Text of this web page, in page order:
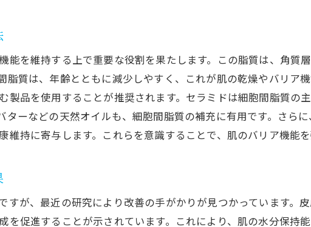
能を維持する上で重要な役割を果たします。この脂質は、角質
脂質は、年齢とともに減少しやすく、これが肌の乾燥やバリア
製品を使用することが推奨されます。セラミドは細胞間脂質の
ターなどの天然オイルも、細胞間脂質の補充に有用です。さら
維持に寄与します。これらを意識することで、肌のバリア機能
すが、最近の研究により改善の手がかりが見つかっています。
を促進することが示されています。これにより、肌の水分保持